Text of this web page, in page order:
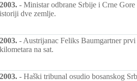
2003. - Ministar odbrane Srbije i Crne
istoriji dve zemlje.
2003. - Austrijanac Feliks Baumgartner
kilometara na sat.
2003. - Haški tribunal osudio bosanskog